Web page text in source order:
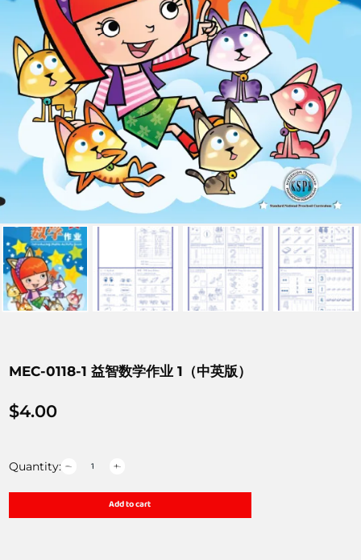
MEC-0118-1 益智数学作业 1（中英版）
$4.00
Quantity:
Add to cart